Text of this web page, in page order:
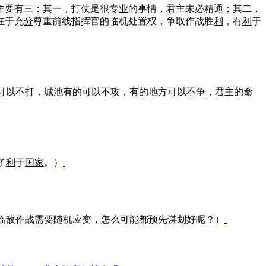
要有三：其一，打仗是很专业的事情，君主未必精通；其二，
于充分尊重前线指挥官的临机处置权，争取作战胜利 ，有利 于
以不打，城池有的可以不攻，有的地方可以不争 ，君主的命
利 于国家。）
作战需要随机应变，怎么可能都预先谋划好呢？）